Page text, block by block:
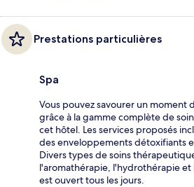
Prestations particulières
Spa
Vous pouvez savourer un
grâce à la gamme complète de
cet hôtel. Les services proposés
des enveloppements détoxifiants
Divers types de soins
l'aromathérapie, l'hydrothérapie et
est ouvert tous les jours.